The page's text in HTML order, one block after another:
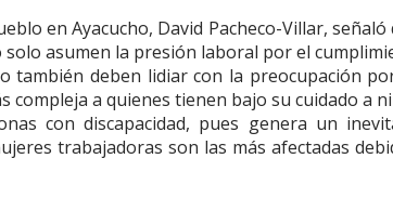
en Ayacucho, David Pacheco-Villar, señaló
asumen la presión laboral por el
también deben lidiar con la preocupación
a quienes tienen bajo su cuidado a
con discapacidad, pues genera un
trabajadoras son las más afectadas